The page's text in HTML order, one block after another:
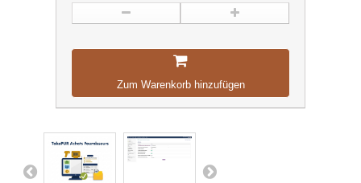
Zum Warenkorb hinzufügen